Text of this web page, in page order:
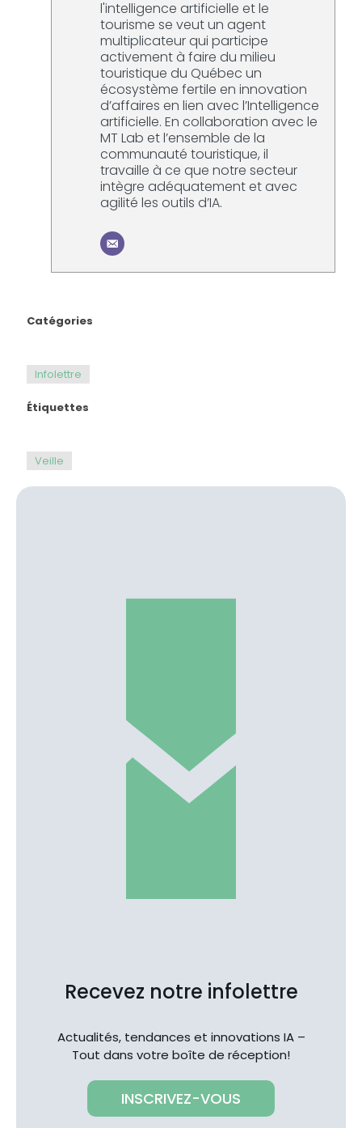
l'intelligence artificielle et le
tourisme se veut un agent
multiplicateur qui participe
activement à faire du milieu
touristique du Québec un
écosystème fertile en innovation
d’affaires en lien avec l’Intelligence
artificielle. En collaboration avec le
MT Lab et l’ensemble de la
communauté touristique, il
travaille à ce que notre secteur
intègre adéquatement et avec
agilité les outils d’IA.
Catégories
Infolettre
Étiquettes
Veille
Recevez notre infolettre
Actualités, tendances et innovations IA –
Tout dans votre boîte de réception!
INSCRIVEZ-VOUS